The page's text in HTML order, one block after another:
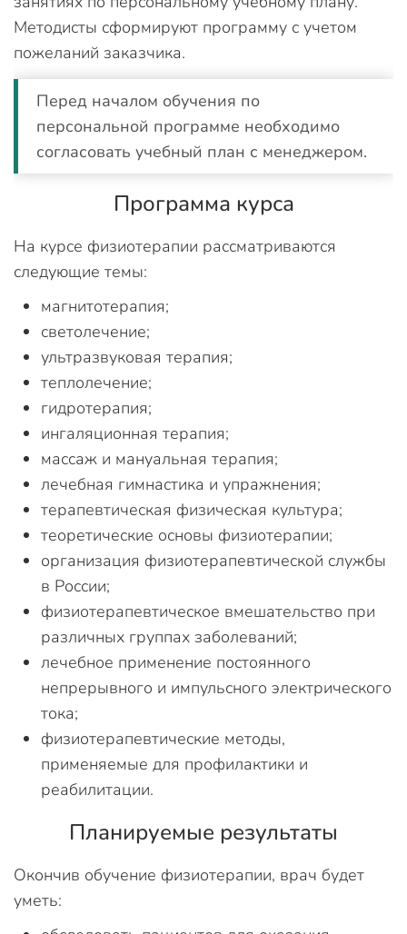
Методисты сформируют программу с учетом
пожеланий заказчика.
Перед началом обучения по
персональной программе необходимо
согласовать учебный план с менеджером.
Программа курса
На курсе физиотерапии рассматриваются
следующие темы:
магнитотерапия;
светолечение;
ультразвуковая терапия;
теплолечение;
гидротерапия;
ингаляционная терапия;
массаж и мануальная терапия;
лечебная гимнастика и упражнения;
терапевтическая физическая культура;
теоретические основы физиотерапии;
организация физиотерапевтической службы
в России;
физиотерапевтическое вмешательство при
различных группах заболеваний;
лечебное применение постоянного
непрерывного и импульсного электрического
тока;
физиотерапевтические методы,
применяемые для профилактики и
реабилитации.
Планируемые результаты
Окончив обучение физиотерапии, врач будет
уметь: